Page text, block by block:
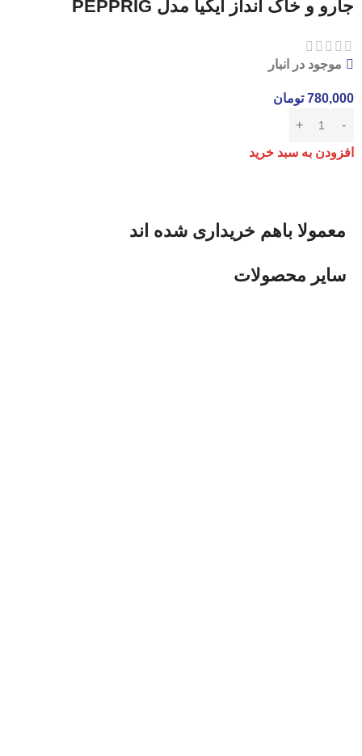
جارو و خاک انداز ایکیا مدل PEPPRIG
موجود در انبار
780,000 تومان
افزودن به سبد خرید
معمولا باهم خریداری شده اند
سایر محصولات